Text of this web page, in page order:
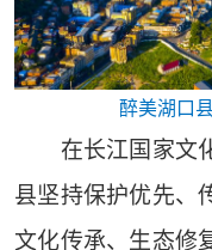
醉美湖口
在长江国家文化
县坚持保护优先、
文化传承、生态修